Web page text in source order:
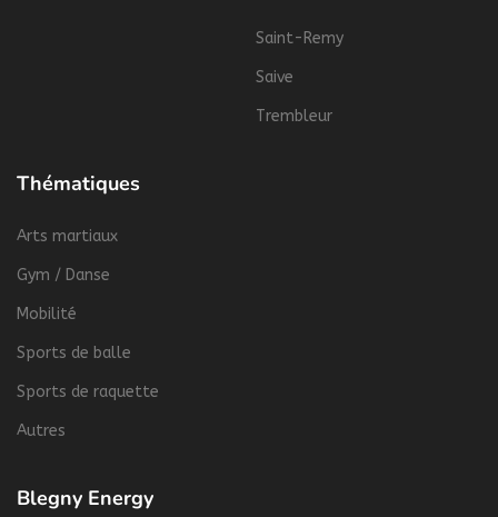
Saint-Remy
Saive
Trembleur
Thématiques
Arts martiaux
Gym / Danse
Mobilité
Sports de balle
Sports de raquette
Autres
Blegny Energy